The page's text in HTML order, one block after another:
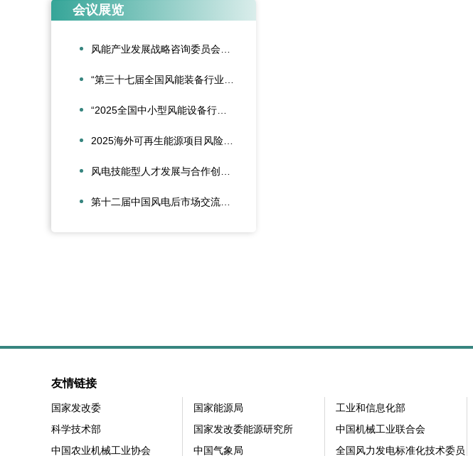
会议展览
友情链接
国家发改委 国家能源局
工业和信息化部
科学技术部
国家发改委能源研究所
中国机械工业联合会
中国农业机械工业协会
中国气象局 全国风力发电标准化技术委员